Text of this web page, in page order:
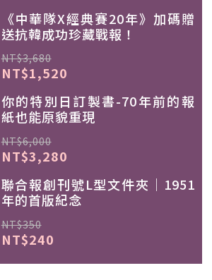
《中華隊X經典賽20年》加碼贈
送抗韓成功珍藏戰報！
NT$3,680
NT$1,520
你的特別日訂製書-70年前的報
紙也能原貌重現
NT$6,000
NT$3,280
聯合報創刊號L型文件夾｜1951
年的首版紀念
NT$350
NT$240